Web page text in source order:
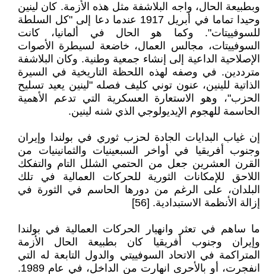
وبطبيعة الحال، واجه البلاشفة مثل هذه الأزمة. كان لينين
وحيدا تماما في أبريل 1917 عندما دعا إلى "كل السلطة
للسوفييتات". وكما هو الحال في ألمانيا، كانت
السوفييتات، مجالس العمال، خاضعة لسيطرة الأصوات
الإصلاحية الداعية إلى إنشاء جمعية وطنية. وكان البلاشفة
مترددين. في وصفه لهذه اللحظة التاريخية في السيرة
الذاتية للينين، عنون توني كليف فصله "لينين يعيد تسليح
الحزب"، وهو الاستعارة العسكرية التي تدعم الأهمية
الحاسمة للهجوم الإيديولوجي الذي شنه لينين.
إن غياب البدايات الجادة لحزب ثوري في بولندا وإيران
وجنوب أفريقيا في أواخر السبعينيات والثمانينيات من
القرن العشرين جعل من الحتمي الشلل التام والتفكك
اللاحق للإمكانات الثورية للحركات العمالية في تلك
البلدان، على الرغم من دورها الحاسم في الثورة في
إزالة الأنظمة الاستبدادية. [56]
ما ساهم في تعثر وانهيار الحركات العمالية في بولندا
وإيران وجنوب أفريقيا كان بطبيعة الحال الأزمة
المتراكمة في الاتحاد السوفييتي والدول التابعة له التي
انفجرت، أو بالأحرى انهارت من الداخل، في عام 1989.